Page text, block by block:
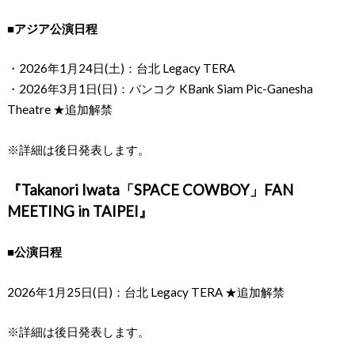
■アジア公演日程
・2026年1月24日(土)：台北 Legacy TERA
・2026年3月1日(日)：バンコク KBank Siam Pic-Ganesha
Theatre ★追加解禁
※詳細は後日発表します。
『Takanori Iwata「SPACE COWBOY」FAN
MEETING in TAIPEI』
■公演日程
2026年1月25日(日)：台北 Legacy TERA ★追加解禁
※詳細は後日発表します。